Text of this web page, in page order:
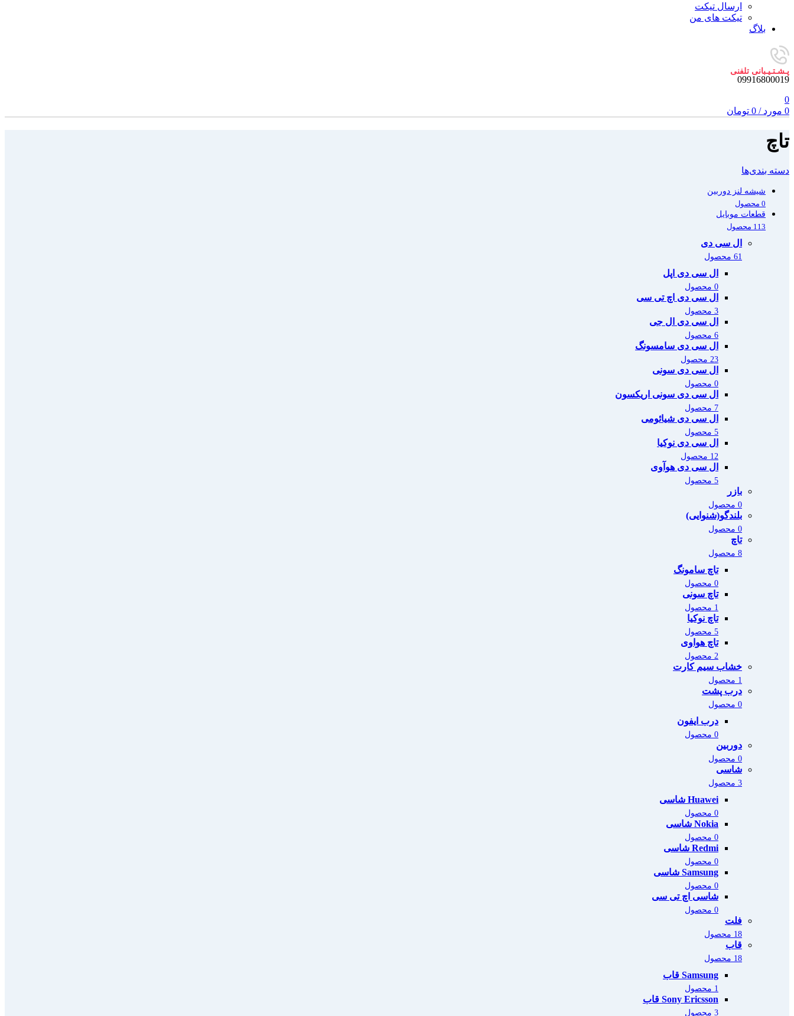
ارسال تیکت
تیکت های من
بلاگ
پـشـتـیـبانی تلفنی
09916800019
0
0 مورد /
0 تومان
تاچ
دسته بندی‌ها
شیشه لنز دوربین
0 محصول
قطعات موبایل
113 محصول
ال سی دی
61 محصول
ال سی دی اپل
0 محصول
ال سی دی اچ تی سی
3 محصول
ال سی دی ال جی
6 محصول
ال سی دی سامسونگ
23 محصول
ال سی دی سونی
0 محصول
ال سی دی سونی اریکسون
7 محصول
ال سی دی شیائومی
5 محصول
ال سی دی نوکیا
12 محصول
ال سی دی هوآوی
5 محصول
بازر
0 محصول
بلندگو(شنوایی)
0 محصول
تاچ
8 محصول
تاچ سامونگ
0 محصول
تاچ سونی
1 محصول
تاچ نوکیا
5 محصول
تاچ هواوی
2 محصول
خشاب سیم کارت
1 محصول
درب پشت
0 محصول
درب ایفون
0 محصول
دوربین
0 محصول
شاسی
3 محصول
Huawei شاسی
0 محصول
Nokia شاسی
0 محصول
Redmi شاسی
0 محصول
Samsung شاسی
0 محصول
شاسی اچ تی سی
0 محصول
فلت
18 محصول
قاب
18 محصول
Samsung قاب
1 محصول
Sony Ericsson قاب
3 محصول